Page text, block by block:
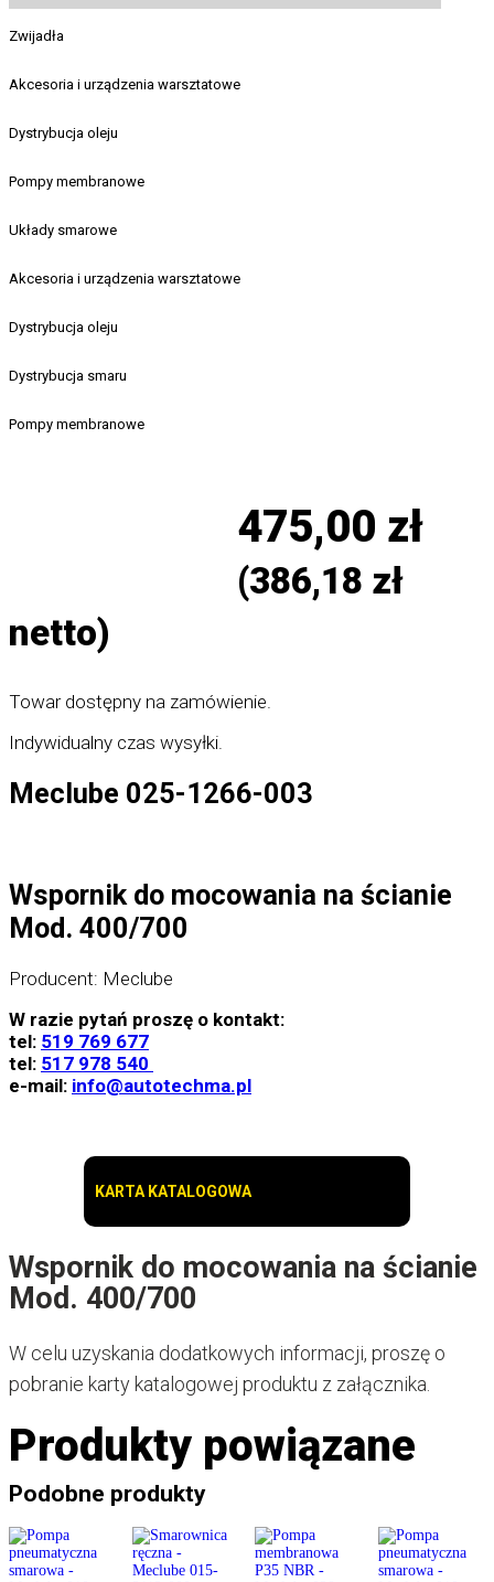
Zwijadła
Akcesoria i urządzenia warsztatowe
Dystrybucja oleju
Pompy membranowe
Układy smarowe
Akcesoria i urządzenia warsztatowe
Dystrybucja oleju
Dystrybucja smaru
Pompy membranowe
475,00 zł
(386,18 zł
netto)
Towar dostępny na zamówienie.
Indywidualny czas wysyłki.
Meclube 025-1266-003
Wspornik do mocowania na ścianie
Mod. 400/700
Producent: Meclube
W razie pytań proszę o kontakt:
tel: 519 769 677
tel: 517 978 540
e-mail: info@autotechma.pl
KARTA KATALOGOWA
Wspornik do mocowania na ścianie
Mod. 400/700
W celu uzyskania dodatkowych informacji, proszę o
pobranie karty katalogowej produktu z załącznika.
Produkty powiązane
Podobne produkty